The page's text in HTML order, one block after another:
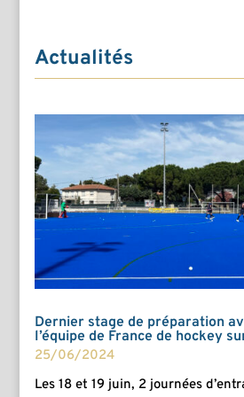
Actualités
Dernier stage de préparation
l’équipe de France de hockey
25/06/2024
Les 18 et 19 juin, 2 journées